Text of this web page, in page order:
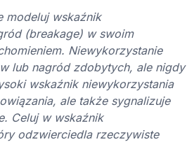
modeluj wskaźnik
(breakage) w swoim
Niewykorzystanie
lub nagród zdobytych, ale nigdy
wskaźnik niewykorzystania
ale także sygnalizuje
Celuj w wskaźnik
odzwierciedla rzeczywiste